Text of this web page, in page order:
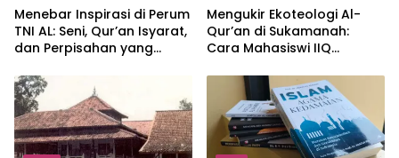
Menebar Inspirasi di Perum
TNI AL: Seni, Qur’an Isyarat,
dan Perpisahan yang
Mengukir Ekoteologi Al-
Qur’an di Sukamanah:
Cara Mahasiswi IIQ
Jonggol